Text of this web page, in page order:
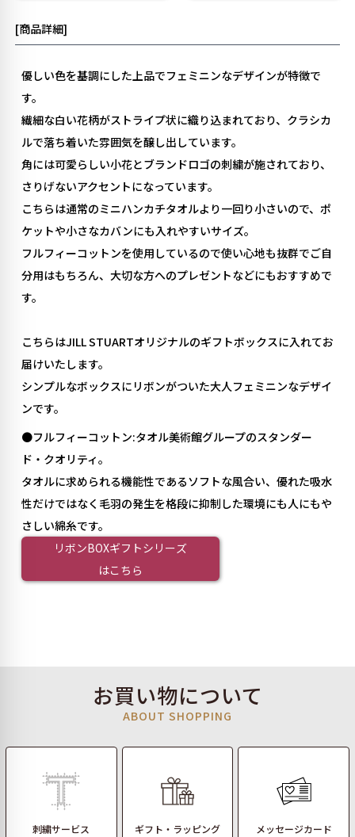
[商品詳細]
優しい色を基調にした上品でフェミニンなデザインが特徴で
す。
繊細な白い花柄がストライプ状に織り込まれており、クラシカ
ルで落ち着いた雰囲気を醸し出しています。
角には可愛らしい小花とブランドロゴの刺繍が施されており、
さりげないアクセントになっています。
こちらは通常のミニハンカチタオルより一回り小さいので、ポ
ケットや小さなカバンにも入れやすいサイズ。
フルフィーコットンを使用しているので使い心地も抜群でご自
分用はもちろん、大切な方へのプレゼントなどにもおすすめで
す。
こちらはJILL STUARTオリジナルのギフトボックスに入れてお
届けいたします。
シンプルなボックスにリボンがついた大人フェミニンなデザイ
ンです。
●フルフィーコットン:タオル美術館グループのスタンダー
ド・クオリティ。
タオルに求められる機能性であるソフトな風合い、優れた吸水
性だけではなく毛羽の発生を格段に抑制した環境にも人にもや
さしい綿糸です。
リボンBOXギフトシリーズ
はこちら
お買い物について
ABOUT SHOPPING
刺繍サービス ギフト・ラッピング メッセージカード